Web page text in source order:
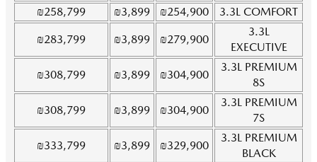
3.3L COMFORT
₪254,900
₪3,899
₪258,799
3.3L
EXECUTIVE
₪279,900
₪3,899
₪283,799
3.3L PREMIUM
8S
₪304,900
₪3,899
₪308,799
3.3L PREMIUM
7S
₪304,900
₪3,899
₪308,799
3.3L PREMIUM
BLACK
₪329,900
₪3,899
₪333,799